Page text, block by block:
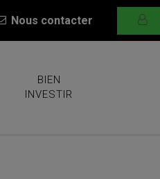
Nous contacter
BIEN
INVESTIR